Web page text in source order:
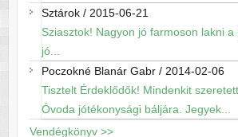
Sztárok/ 2015-06-21
Sziasztok! Nagyon jó farmoson lakni a
jó...
Poczokné Blanár Gabr/ 2014-02-06
Tisztelt Érdeklődők! Mindenkit
Óvoda jótékonysági báljára. Jegyek...
Vendégkönyv >>